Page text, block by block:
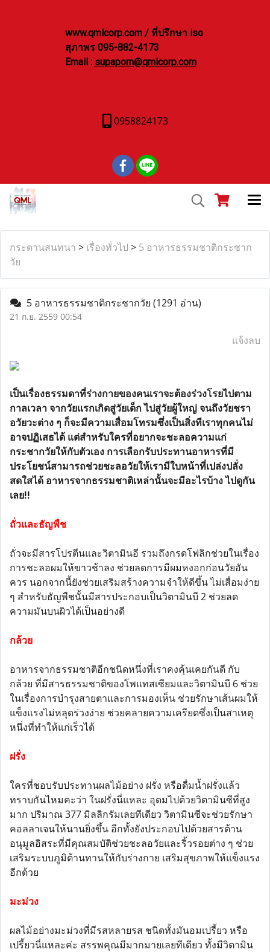
www.qmlcorp.com / ที่ปรึกษา iso
สุภาพร 095-882-4173
Email : supaporn@qmlcorp.com
0958824173
กระดานสนทนา > เรื่องทั่วไป > 5 อาหารธรรมชาติกระชาก
วัย
5 อาหารธรรมชาติกระชากวัย (1291 อ่าน)
21 ก.ย. 2559 00:54
แจ้งลบ
เป็นเรื่องธรรมดาที่ร่างกายของคนเราจะต้องร่วงโรยไปตาม
กาลเวลา จากวัยแรกเกิดสู่วัยเด็ก ไปสู่วัยผู้ใหญ่ จนถึงวัยชรา
อวัยวะต่าง ๆ ก็จะมีความเสื่อมโทรมซึ่งเป็นสิ่งทีเราทุกคนไม่
อาจปฏิเสธได้ แต่สำหรับใครที่อยากจะชะลอความแก่
กระชากวัยให้กับตัวเอง การเลือกรับประทานอาหารที่มี
ประโยชน์สามารถช่วยชะลอวัยให้เรามีใบหน้าที่เปล่งปลั่ง
สดใสได้ อาหารจากธรรมชาติเหล่านั้นจะมีอะไรบ้าง ไปดูกัน
เลย!!
ถั่วและธัญพืช
ถั่วจะมีสารโปรตีนและวิตามินอี รวมถึงกรดโฟลิกช่วยในเรื่อง
การชะลอผมให้ขาวช้าลง ช่วยลดการมีผมหงอกก่อนวัยอัน
ควร นอกจากนี้ยังช่วยเสริมสร้างความจำให้ดีขึ้น ไม่เสื่อมง่าย
ๆ สำหรับธัญพืชนั้นมีสารประกอบเป็นวิตามินบี 2 ช่วยลด
ความมันบนผิวได้เป็นอย่างดี
กล้วย
อาหารจากธรรมชาติอีกชนิดหนึ่งที่เราคงคุ้นเคยกันดี กับ
กล้วย ที่มีสารธรรมชาติของโพแทสเซียมและวิตามินบี 6 ช่วย
ในเรื่องการบำรุงสายตาและการมองเห็น ช่วยรักษาเส้นผมให้
แข็งแรงไม่หลุดร่วงง่าย ช่วยคลายความเครียดซึ่งเป็นสาเหตุ
หนึ่งที่ทำให้แก่เร็วได้
ฝรั่ง
ใครที่ชอบรับประทานผลไม้อย่าง ฝรั่ง หรือดื่มน้ำฝรั่งแล้ว
ทราบกันไหมคะว่า ในฝรั่งนี่แหละ อุดมไปด้วยวิตามินซีที่สูง
มาก ปริมาณ 377 มิลลิกรัมเลยทีเดียว วิตามินซีจะช่วยรักษา
คอลลาเจนให้นานยิ่งขึ้น อีกทั้งยังประกอบไปด้วยสารต้าน
อนุมูลอิสระที่มีคุณสมบัติช่วยชะลอวัยและริ้วรอยต่าง ๆ ช่วย
เสริมระบบภูมิต้านทานให้กับร่างกาย เสริมสุขภาพให้แข็งแรง
อีกด้วย
มะม่วง
ผลไม้อย่างมะม่วงที่มีรสหลายรส ชนิดทั้งมันอมเปรี้ยว หรือ
เปรี้ยวนี่แหละค่ะ สรรพคุณมีมากมายเลยทีเดียว ทั้งมีวิตามิน